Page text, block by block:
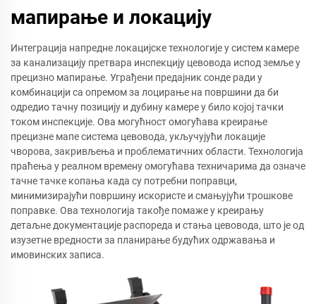
мапирање и локацију
Интеграција напредне локацијске технологије у систем камере
за канализацију претвара инспекцију цевовода испод земље у
прецизно мапирање. Уграђени предајник сонде ради у
комбинацији са опремом за лоцирање на површини да би
одредио тачну позицију и дубину камере у било којој тачки
током инспекције. Ова могућност омогућава креирање
прецизне мапе система цевовода, укључујући локације
чворова, закривљења и проблематичних области. Технологија
праћења у реалном времену омогућава техничарима да означе
тачне тачке копања када су потребни поправци,
минимизирајући површину искористе и смањујући трошкове
поправке. Ова технологија такође помаже у креирању
детаљне документације распореда и стања цевовода, што је од
изузетне вредности за планирање будућих одржавања и
имовинских записа.